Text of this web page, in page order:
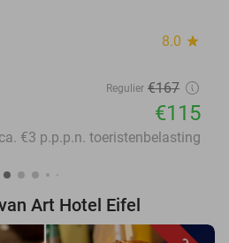
8.0 star
Regulier €167
€115
€3 p.p.p.n. toeristenbelasting
Art Hotel Eifel